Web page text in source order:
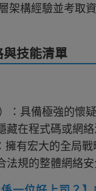
架構經驗並考取
技能清單
：具備極強的懷
藏在程式碼或網
擁有宏大的全局
法規的整體網絡安